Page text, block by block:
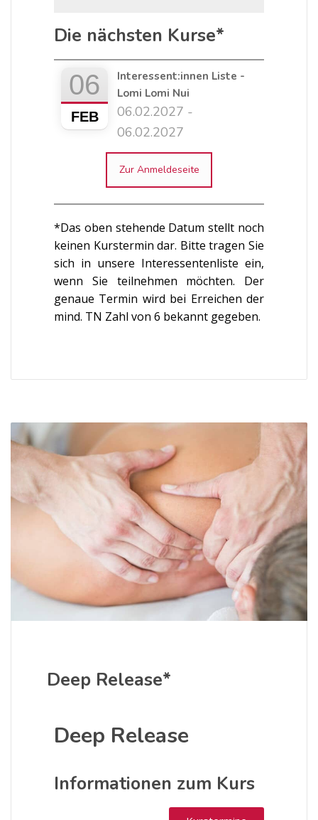
Die nächsten Kurse*
06
FEB
Interessent:innen Liste -
Lomi Lomi Nui
06.02.2027 -
06.02.2027
Zur Anmeldeseite
*Das oben stehende Datum stellt noch
keinen Kurstermin dar. Bitte tragen Sie
sich in unsere Interessentenliste ein,
wenn Sie teilnehmen möchten. Der
genaue Termin wird bei Erreichen der
mind. TN Zahl von 6 bekannt gegeben.
Deep Release*
Deep Release
Informationen zum Kurs